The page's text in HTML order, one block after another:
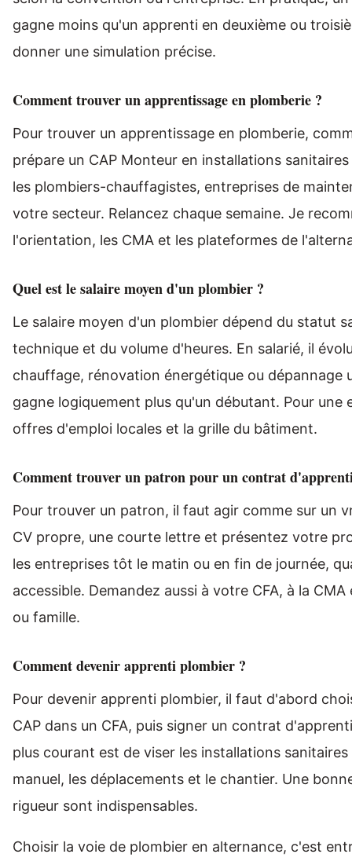
gagne moins qu'un apprenti en deuxième ou
donner une simulation précise.
Comment trouver un apprentissage en plomberie ?
Pour trouver un apprentissage en plomberie,
prépare un CAP Monteur en installations
les plombiers-chauffagistes, entreprises de
votre secteur. Relancez chaque semaine. Je
l'orientation, les CMA et les plateformes de
Quel est le salaire moyen d'un plombier ?
Le salaire moyen d'un plombier dépend du statut
technique et du volume d'heures. En salarié, il
chauffage, rénovation énergétique ou dépannage
gagne logiquement plus qu'un débutant. Pour une
offres d'emploi locales et la grille du bâtiment.
Comment trouver un patron pour un contrat
Pour trouver un patron, il faut agir comme sur un
CV propre, une courte lettre et présentez votre
les entreprises tôt le matin ou en fin de journée,
accessible. Demandez aussi à votre CFA, à la
ou famille.
Comment devenir apprenti plombier ?
Pour devenir apprenti plombier, il faut d'abord
CAP dans un CFA, puis signer un contrat
plus courant est de viser les installations
manuel, les déplacements et le chantier. Une
rigueur sont indispensables.
Choisir la voie de plombier en alternance, c'est